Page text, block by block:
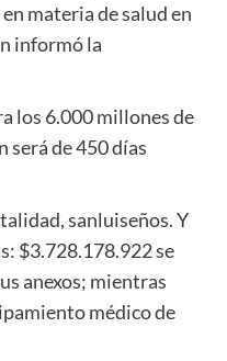
materia de salud en
informó la
los 6.000 millones de
será de 450 días
sanluiseños. Y
$3.728.178.922 se
anexos; mientras
médico de